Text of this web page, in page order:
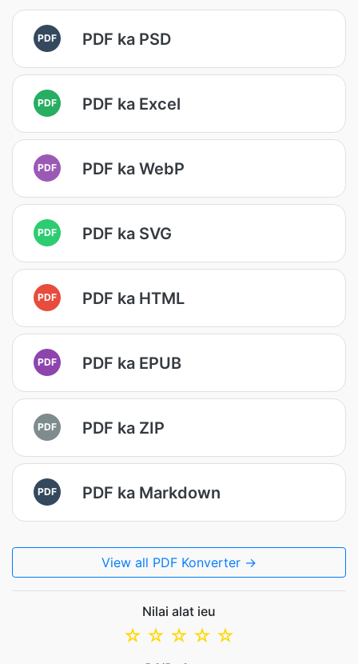
PDF PDF ka PSD
PDF PDF ka Excel
PDF PDF ka WebP
PDF PDF ka SVG
PDF PDF ka HTML
PDF PDF ka EPUB
PDF PDF ka ZIP
PDF PDF ka Markdown
View all PDF Konverter →
Nilai alat ieu
☆
☆
☆
☆
☆